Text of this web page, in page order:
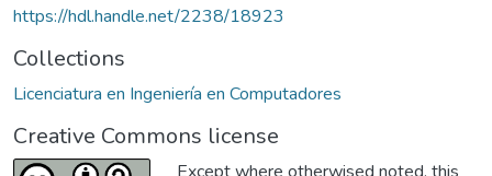
https://hdl.handle.net/2238/18923
Collections
Licenciatura en Ingeniería en Computadores
Creative Commons license